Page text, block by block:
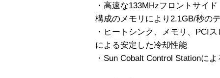
・高速な133MHzフロントサイ
構成のメモリにより2.1GB/秒の
・ヒートシンク、メモリ、PCI
による安定した冷却性能
・Sun Cobalt Control Stationに